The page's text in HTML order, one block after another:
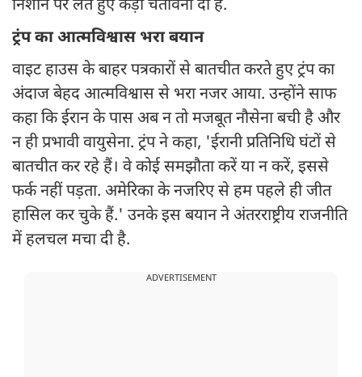
निशाने पर लेते हुए कड़ी चेतावनी दी है.
ट्रंप का आत्मविश्वास भरा बयान
वाइट हाउस के बाहर पत्रकारों से बातचीत करते हुए ट्रंप का
अंदाज बेहद आत्मविश्वास से भरा नजर आया. उन्होंने साफ
कहा कि ईरान के पास अब न तो मजबूत नौसेना बची है और
न ही प्रभावी वायुसेना. ट्रंप ने कहा, 'ईरानी प्रतिनिधि घंटों से
बातचीत कर रहे हैं। वे कोई समझौता करें या न करें, इससे
फर्क नहीं पड़ता. अमेरिका के नजरिए से हम पहले ही जीत
हासिल कर चुके हैं.' उनके इस बयान ने अंतरराष्ट्रीय राजनीति
में हलचल मचा दी है.
ADVERTISEMENT